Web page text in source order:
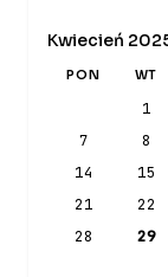
Kwiecień
PON WT
1
7
8
14
15
21
22
28
29